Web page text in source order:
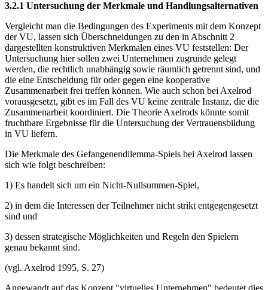
3.2.1 Untersuchung der Merkmale und Handlungsalternativen
Vergleicht man die Bedingungen des Experiments mit dem Konzept
der VU, lassen sich Überschneidungen zu den in Abschnitt 2
dargestellten konstruktiven Merkmalen eines VU feststellen: Der
Untersuchung hier sollen zwei Unternehmen zugrunde gelegt
werden, die rechtlich unabhängig sowie räumlich getrennt sind, und
die eine Entscheidung für oder gegen eine kooperative
Zusammenarbeit frei treffen können. Wie auch schon bei Axelrod
vorausgesetzt, gibt es im Fall des VU keine zentrale Instanz, die die
Zusammenarbeit koordiniert. Die Theorie Axelrods könnte somit
fruchtbare Ergebnisse für die Untersuchung der Vertrauensbildung
in VU liefern.
Die Merkmale des Gefangenendilemma-Spiels bei Axelrod lassen
sich wie folgt beschreiben:
1) Es handelt sich um ein Nicht-Nullsummen-Spiel,
2) in dem die Interessen der Teilnehmer nicht strikt entgegengesetzt
sind und
3) dessen strategische Möglichkeiten und Regeln den Spielern
genau bekannt sind.
(vgl. Axelrod 1995, S. 27)